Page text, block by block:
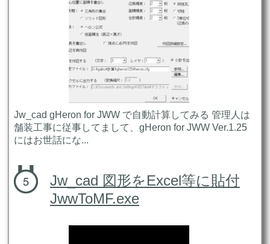
Jw_cad gHeron for JWW で自動計算してみる 管理人は
舗装工事に従事してまして、gHeron for JWW Ver.1.25
にはお世話にな...
Jw_cad 図形をExcel等に貼付
JwwToMF.exe